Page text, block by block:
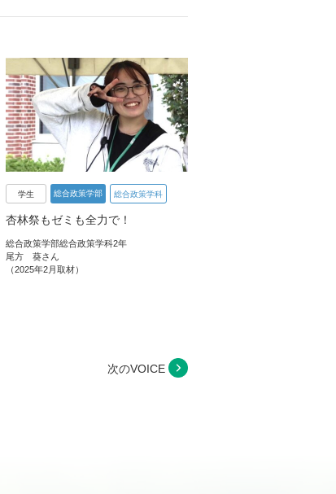
学生 総合政策学部 総合政策学科
杏林祭もゼミも全力で！
総合政策学部総合政策学科2年
尾方 葵さん
（2025年2月取材）
次のVOICE